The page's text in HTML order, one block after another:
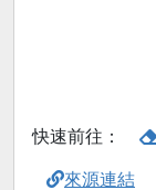
快速前往：
來源連結